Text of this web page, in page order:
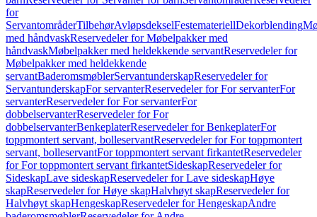
for
ServantområderTilbehørAvløpsdekselFestemateriellDekorblending
med håndvaskReservedeler for Møbelpakker med
håndvaskMøbelpakker med heldekkende servantReservedeler for
Møbelpakker med heldekkende
servantBaderomsmøblerServantunderskapReservedeler for
ServantunderskapFor servanterReservedeler for For servanterFor
servanterReservedeler for For servanterFor
dobbelservanterReservedeler for For
dobbelservanterBenkeplaterReservedeler for BenkeplaterFor
toppmontert servant, bolleservantReservedeler for For toppmontert
servant, bolleservantFor toppmontert servant firkantetReservedeler
for For toppmontert servant firkantetSideskapReservedeler for
SideskapLave sideskapReservedeler for Lave sideskapHøye
skapReservedeler for Høye skapHalvhøyt skapReservedeler for
Halvhøyt skapHengeskapReservedeler for HengeskapAndre